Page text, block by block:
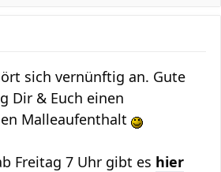
sich vernünftig an. Gute
Dir & Euch einen
Malleaufenthalt
Freitag 7 Uhr gibt es hier